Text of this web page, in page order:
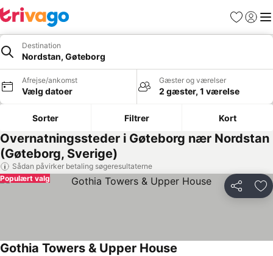
Favoritter
Log ind
Destination
Nordstan, Gøteborg
Afrejse/ankomst
Vælg datoer
Gæster og værelser
2 gæster, 1 værelse
Sorter Filtrer Kort
Overnatningssteder i Gøteborg nær Nordstan
(Gøteborg, Sverige)
Sådan påvirker betaling søgeresultaterne
Del
Populært valg
Gothia Towers & Upper House